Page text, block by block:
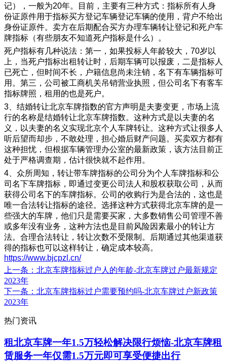
记），一般为20年。目前，主要有三种方式：指标所有人身
份证原件用于指标买方登记车辆登记车辆的使用，背户不给出
身份证原件。卖方在后期配合买方办理车辆转让登记和死户车
牌指标（有些朋友不知道死户指标是什么）。
死户指标有几种说法：第一，如果投标人年龄较大，70岁以
上，当死户指标出租转让时，后期车辆可以报废，二是指标人
已死亡，但时间不长，户籍信息尚未注销，名下有车辆指标可
用。第三，公司被工商机关吊销营业执照，但公司名下有客车
指标牌照，租用的也是死户。
3、结婚转让北京车牌指数的官方声明是夫妻变更，市场上流
行的名称是结婚转让北京车牌指数。这种方式是以夫妻的名
义，以夫妻的名义实现北京个人车牌转让。这种方式让很多人
听后望而却步，不敢处理，担心婚后财产问题。买卖双方都有
这种担忧，但根据车辆管理办公室的最新政策，该方法目前正
处于严格调查期，估计很快就不起作用。
4、众所周知，转让带车牌指标的公司分为个人车牌指标和公
司名下车牌指标，即通过变更公司法人和股权获取公司，从而
获得公司名下的车牌指标。公司的收购行为是合法的，这也是
唯一合法转让指标的途径。选择这种方式获得北京车牌的是一
些强大的车牌，他们只是需要买家，大多数销售公司管理不善
或多年没有业务，这种方法也是目前风险因素最小的转让方
法。合理合法转让，转让次数不受限制。后期通过其他渠道获
得的指标也可以这样转让，确定成本较高。
https://www.bjcpzl.cn/
上一条 ：北京车牌指标过户人的年龄-北京车牌过户最新规定
2023年
下一条 ：北京车牌指标过户需要预约吗-北京车牌过户新政策
2023年
热门资讯
租北京车牌一年1.5万轻松解决限行烦恼-北京车牌租
赁服务一年仅需1.5万元即可享受便捷出行